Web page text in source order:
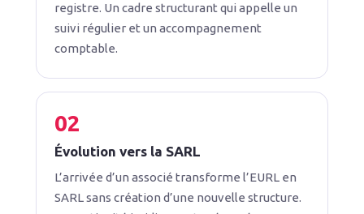
registre. Un cadre structurant qui appelle un
suivi régulier et un accompagnement
comptable.
Évolution vers la SARL
L’arrivée d’un associé transforme l’EURL en
SARL sans création d’une nouvelle structure.